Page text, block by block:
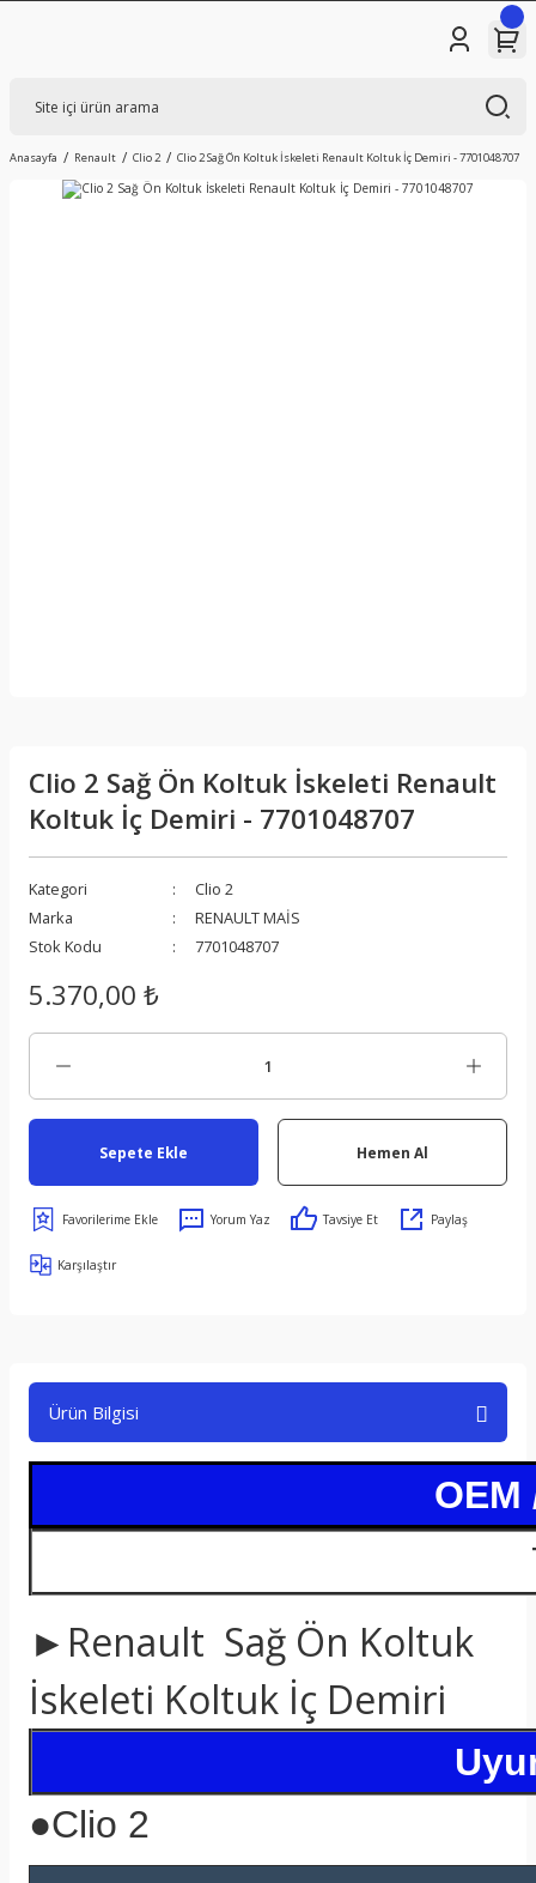
Anasayfa Renault Clio 2 Clio 2 Sağ Ön Koltuk İskeleti Renault Koltuk İç Demiri - 7701048707
Clio 2 Sağ Ön Koltuk İskeleti Renault
Koltuk İç Demiri - 7701048707
Kategori
Clio 2
Marka
RENAULT MAİS
Stok Kodu
7701048707
5.370,00 ₺
Sepete Ekle Hemen Al
Yorum Yaz Tavsiye Et Paylaş
Karşılaştır
Ürün Bilgisi
OEM
►Renault Sağ Ön Koltuk
İskeleti Koltuk İç Demiri
●Clio 2